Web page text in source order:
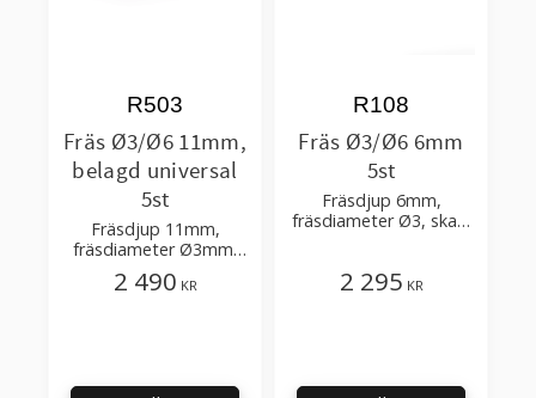
Fräs Ø3/Ø6 11mm,
belagd universal
5st
Fräsdjup 11mm,
fräsdiameter Ø3mm,
skaft Ø6mm, längd
58mm; för mjuka samt
R503
2 490 KR
Fräs Ø3/Ø6 6mm
5st
Fräsdjup 6mm,
fräsdiameter Ø3, skaft
material
R108
2 295 KR